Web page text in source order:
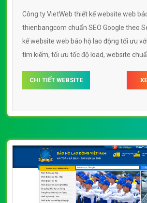
Công ty VietWeb thiết kế website web
thienbangcom chuẩn SEO Google theo
kế website web báo hộ lao động tối ưu
tìm kiếm, tối ưu tốc độ load, website
động thienbangcom
CHI TIẾT WEBSITE